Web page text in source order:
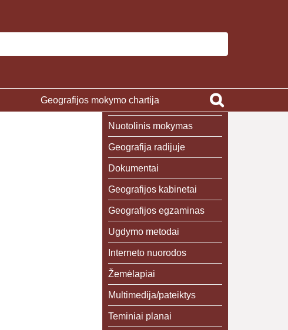
Geografijos mokymo chartija
Nuotolinis mokymas
Geografija radijuje
Dokumentai
Geografijos kabinetai
Geografijos egzaminas
Ugdymo metodai
Interneto nuorodos
Žemėlapiai
Multimedija/pateiktys
Teminiai planai